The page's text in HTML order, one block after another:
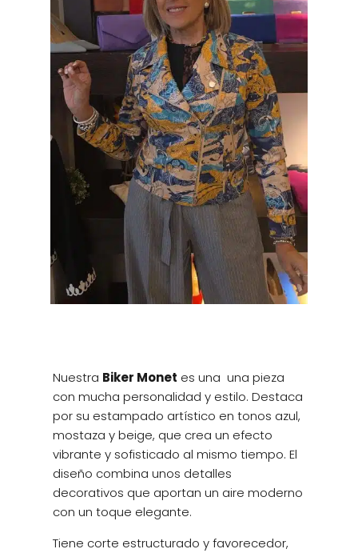
Nuestra Biker Monet es una una pieza
con mucha personalidad y estilo. Destaca
por su estampado artístico en tonos azul,
mostaza y beige, que crea un efecto
vibrante y sofisticado al mismo tiempo. El
diseño combina unos detalles
decorativos que aportan un aire moderno
con un toque elegante.
Tiene corte estructurado y favorecedor,